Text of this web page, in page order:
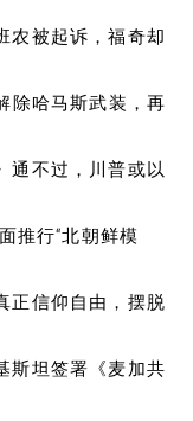
农被起诉，福奇却
除哈马斯武装，再
通不过，川普或以
推行“北朝鲜模
正信仰自由，摆脱
斯坦签署《麦加共